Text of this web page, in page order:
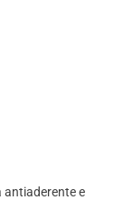
antiaderente e